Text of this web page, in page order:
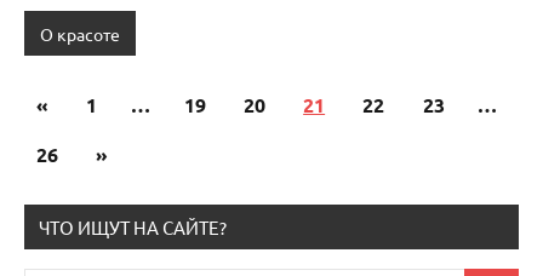
О красоте
записей
« Предыдущие
1 … 19 20 21 22 23
…
26
Следующие
»
ЧТО ИЩУТ НА САЙТЕ?